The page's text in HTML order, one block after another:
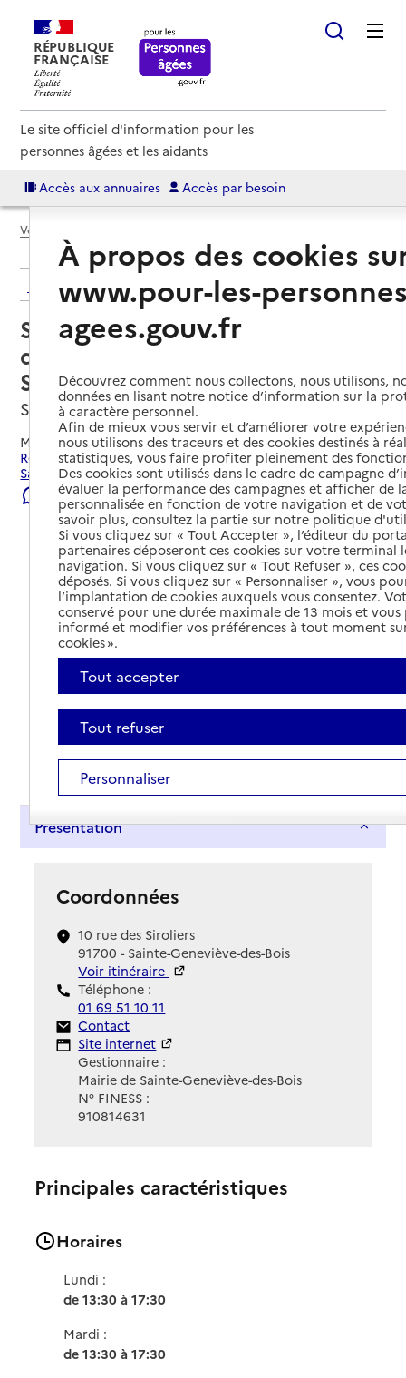
RÉPUBLIQUE
FRANÇAISE
Le site officiel d'information pour les
personnes âgées et les aidants
Accès aux annuaires Accès par besoin
Voir le fil d’Ariane
Retour aux résultats de l'annuaire
Service de soins infirmiers à
domicile – SSIAD - Mairie de
Sainte-Geneviève-des-Bois
Sainte-Geneviève-des-Bois, ESSONNE
Mis à jour le06/08/2026
Rechercher les établissements et services autour de
Sainte-Geneviève-des-Bois.
Signaler une erreur
Tout déplier
Présentation
Coordonnées
10 rue des Siroliers
91700 - Sainte-Geneviève-des-Bois
Voir itinéraire
Téléphone :
01 69 51 10 11
Contact
Contact
Site Internet
Site internet
Gestionnaire :
Mairie de Sainte-Geneviève-des-Bois
N° FINESS :
910814631
Principales caractéristiques
Horaires
Lundi :
de 13:30 à 17:30
Mardi :
de 13:30 à 17:30
À propos des cookies
www.pour-les-
agees.gouv.fr
Découvrez comment nous collectons, nous utilisons,
données en lisant notre notice d’information sur la
à caractère personnel.
Afin de mieux vous servir et d’améliorer votre
nous utilisons des traceurs et des cookies destinés à
statistiques, vous faire profiter pleinement des
Des cookies sont utilisés dans le cadre de campagne
évaluer la performance des campagnes et afficher de
personnalisée en fonction de votre navigation et de
savoir plus, consultez la partie sur notre politique
Si vous cliquez sur « Tout Accepter », l’éditeur du
partenaires déposeront ces cookies sur votre terminal
navigation. Si vous cliquez sur « Tout Refuser », ces
déposés. Si vous cliquez sur « Personnaliser », vous
l’implantation de cookies auxquels vous consentez.
conservé pour une durée maximale de 13 mois et
informé et modifier vos préférences à tout moment
cookies ».
Tout accepter
Tout refuser
Personnaliser